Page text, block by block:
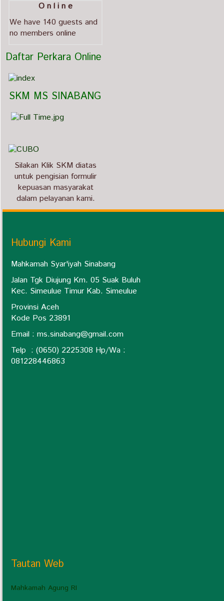
O n l i n e
We have 140 guests and
no members online
  Daftar Perkara Online
   SKM MS SINABANG
Silakan Klik SKM diatas
untuk pengisian formulir
kepuasan masyarakat
dalam pelayanan kami.
Hubungi Kami
Mahkamah Syar'iyah Sinabang
Jalan Tgk Diujung Km. 05 Suak Buluh
Kec. Simeulue Timur Kab. Simeulue
Provinsi Aceh
Kode Pos 23891
Email : ms.sinabang@gmail.com
Telp : (0650) 2225308 Hp/Wa :
081228446863
Tautan Web
Mahkamah Agung RI